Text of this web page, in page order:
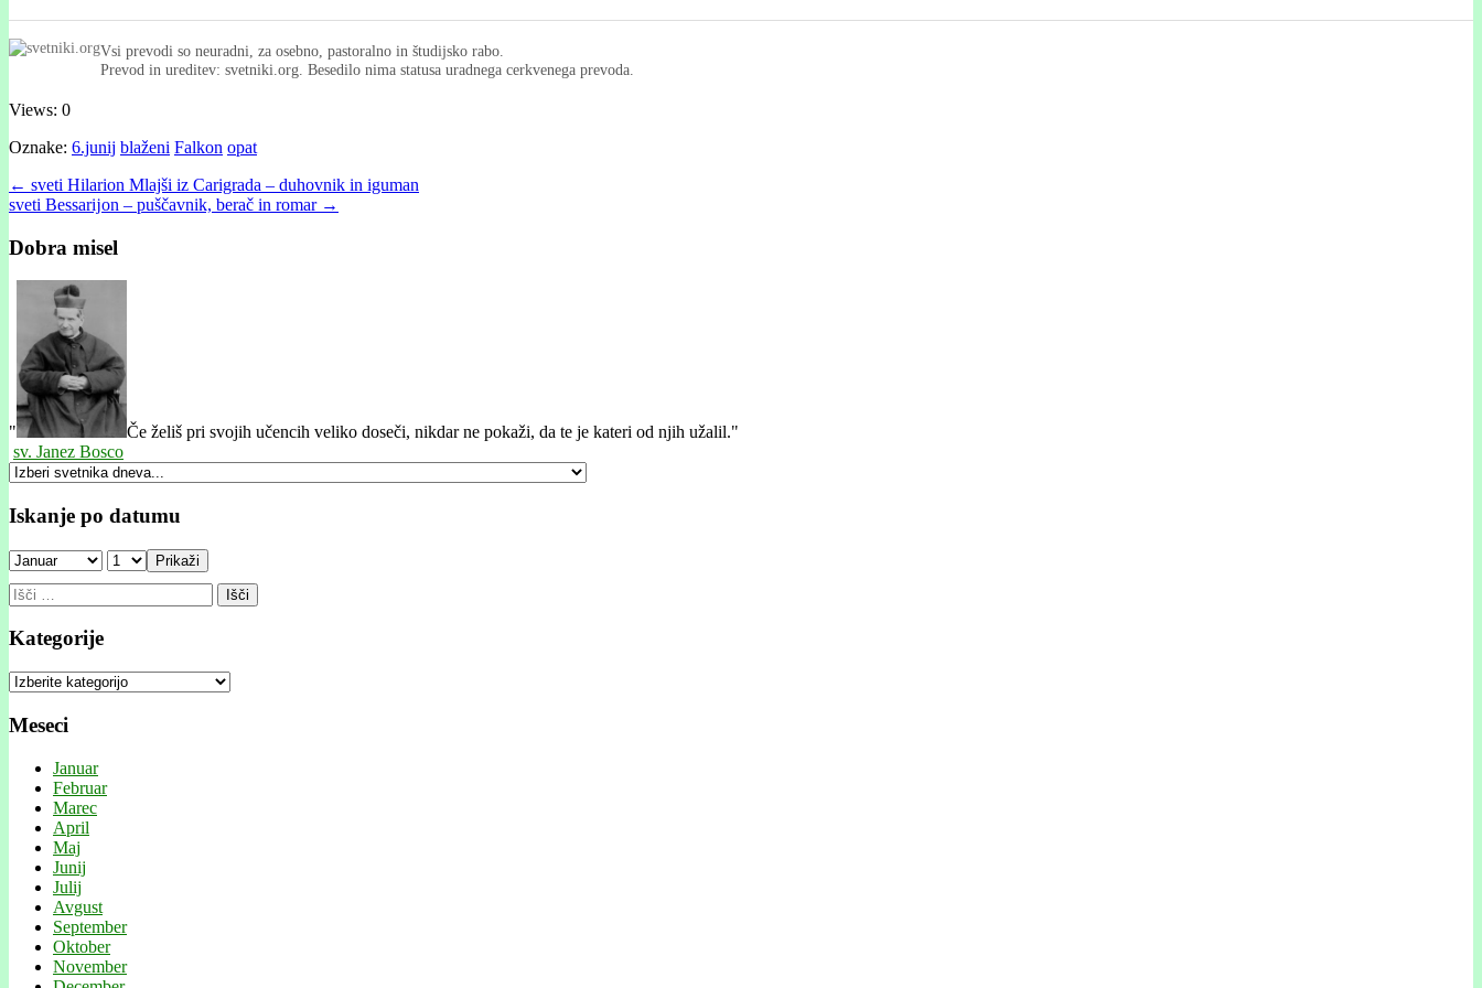
Vsi prevodi so neuradni, za osebno, pastoralno in študijsko rabo.
Prevod in ureditev: svetniki.org. Besedilo nima statusa uradnega cerkvenega prevoda.
Views: 0
Oznake: 6.junij blaženi Falkon opat
Post
navigation
← sveti Hilarion Mlajši iz Carigrada – duhovnik in iguman
sveti Bessarĳon – puščavnik, berač in romar →
Dobra misel
"
Če želiš pri svojih učencih veliko doseči, nikdar ne pokaži, da te je kateri od njih užalil."
sv. Janez Bosco
Iskanje po datumu
Prikaži
Išči:
Kategorije
Kategorije
Meseci
Januar
Februar
Marec
April
Maj
Junij
Julij
Avgust
September
Oktober
November